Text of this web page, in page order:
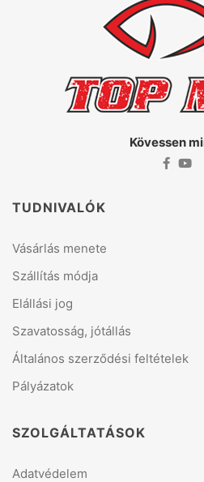
Kövessen
TUDNIVALÓK
Vásárlás menete
Szállítás módja
Elállási jog
Szavatosság, jótállás
Általános szerződési feltételek
Pályázatok
SZOLGÁLTATÁSOK
Adatvédelem